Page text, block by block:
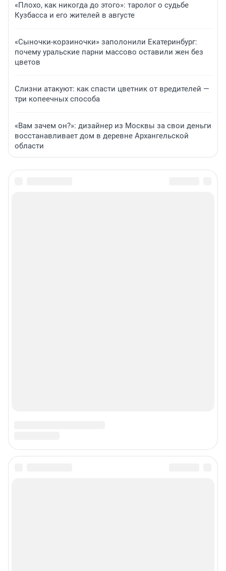
«Плохо, как никогда до этого»: таролог о судьбе
Кузбасса и его жителей в августе
«Сыночки-корзиночки» заполонили Екатеринбург:
почему уральские парни массово оставили жен без
цветов
Слизни атакуют: как спасти цветник от вредителей —
три копеечных способа
«Вам зачем он?»: дизайнер из Москвы за свои деньги
восстанавливает дом в деревне Архангельской
области